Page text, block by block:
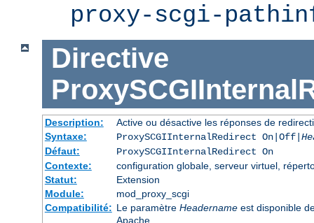
proxy-scgi-
Directive
Description:
Active ou désactive les réponses de
Syntaxe:
ProxySCGIInternalRedirect On|Off|
Défaut:
ProxySCGIInternalRedirect On
Contexte:
configuration globale, serveur virtuel,
Statut:
Extension
Module:
mod_proxy_scgi
Compatibilité: Le paramètre Headernameest disponible
Apache.